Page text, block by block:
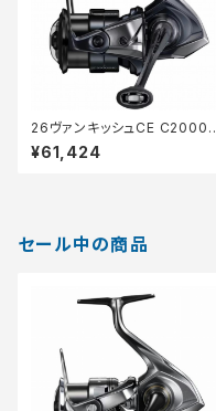
26ヴァンキッシュCE C2000S
HG
¥61,424
セール中の商品